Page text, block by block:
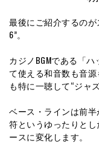
最後にご紹介するの
6”。
カジノBGMである「
て使える和音数も音
も特に一聴して“ジャ
ベース・ラインは前
符というゆったりと
ースに変化します。